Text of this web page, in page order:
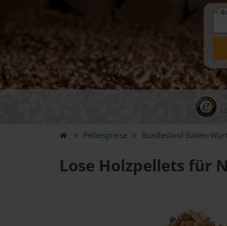
Pelletspreise Bundesland Baden-
Lose Holzpellets für